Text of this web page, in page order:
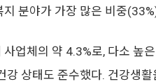
분야가 가장 많은 비중
업체의 약 4.3%로, 다소 높
상태도 준수했다. 건강생